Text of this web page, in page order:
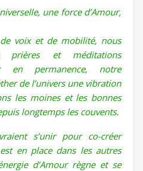
une force d’Amour,
voix et de mobilité, nous
prières et méditations
en permanence, notre
de l’univers une vibration
les moines et les bonnes
longtemps les couvents.
s’unir pour co-créer
en place dans les autres
d’Amour règne et se